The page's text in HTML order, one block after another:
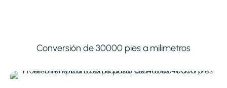
Conversión de 30000 pies a milimetros